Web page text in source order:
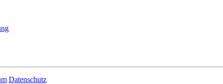
Datenschutz